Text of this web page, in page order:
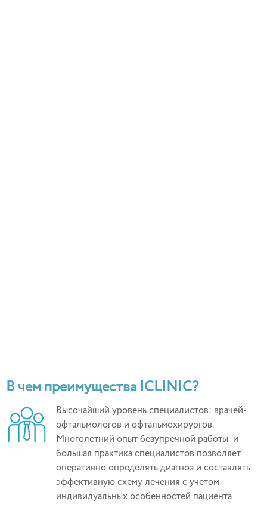
В чем преимущества ICLINIC?
Высочайший уровень специалистов: врачей-
офтальмологов и офтальмохирургов.
Многолетний опыт безупречной работы и
большая практика специалистов позволяет
оперативно определять диагноз и составлять
эффективную схему лечения с учетом
индивидуальных особенностей пациента